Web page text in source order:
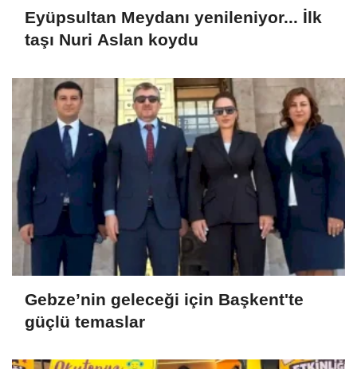
Eyüpsultan Meydanı yenileniyor... İlk
taşı Nuri Aslan koydu
Gebze’nin geleceği için Başkent'te
güçlü temaslar